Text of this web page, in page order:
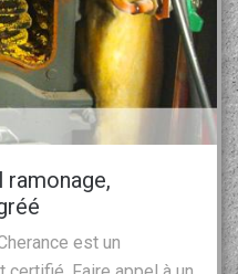
ramonage,
est un